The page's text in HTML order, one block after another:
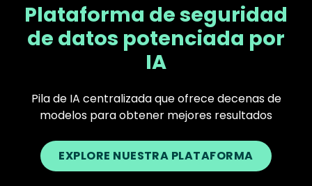
Plataforma de seguridad
de datos potenciada por
IA
Pila de IA centralizada que ofrece decenas de
modelos para obtener mejores resultados
EXPLORE NUESTRA PLATAFORMA